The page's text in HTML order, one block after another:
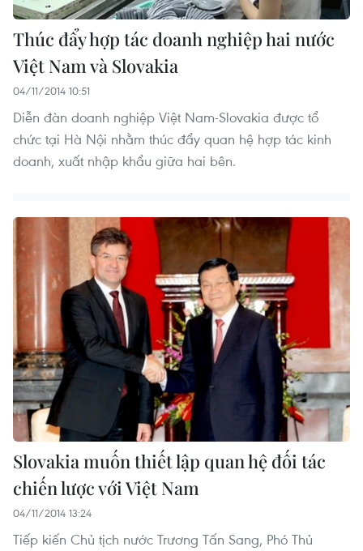
Thúc đẩy hợp tác doanh nghiệp hai nước
Việt Nam và Slovakia
04/11/2014 10:51
Diễn đàn doanh nghiệp Việt Nam-Slovakia được tổ
chức tại Hà Nội nhằm thúc đẩy quan hệ hợp tác kinh
doanh, xuất nhập khẩu giữa hai bên.
Slovakia muốn thiết lập quan hệ đối tác
chiến lược với Việt Nam
04/11/2014 13:24
Tiếp kiến Chủ tịch nước Trương Tấn Sang, Phó Thủ